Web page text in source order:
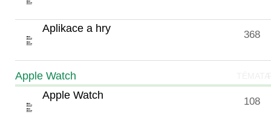
Aplikace a hry
368
Apple Watch
Apple Watch
108